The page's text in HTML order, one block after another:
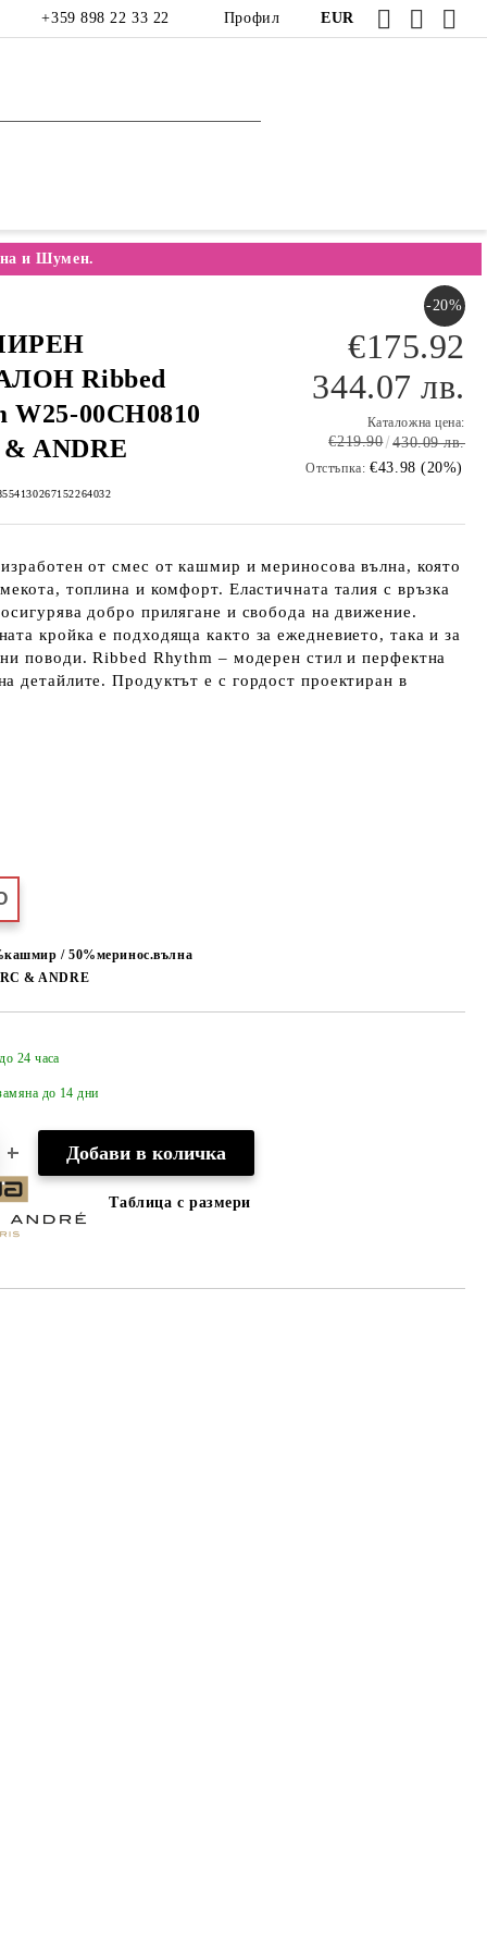
Профил
+359 898 22 33 22 EUR
и Шумен.
Ribbed
W25-00CH0810
ANDRE
-20%
€175.92
344.07 лв.
Каталожна цена:
€219.90 430.09 лв.
Отстъпка: €43.98 (20%)
от смес от кашмир и мериносова вълна, която
топлина и комфорт. Еластичната талия с връзка
осигурява добро прилягане и свобода на движение.
кройка е подходяща както за ежедневието, така и за
поводи. Ribbed Rhythm – модерен стил и перфектна
детайлите. Продуктът е с гордост проектиран в
/ 50%меринос.вълна
& ANDRE
24 часа
до 14 дни
Таблица с размери